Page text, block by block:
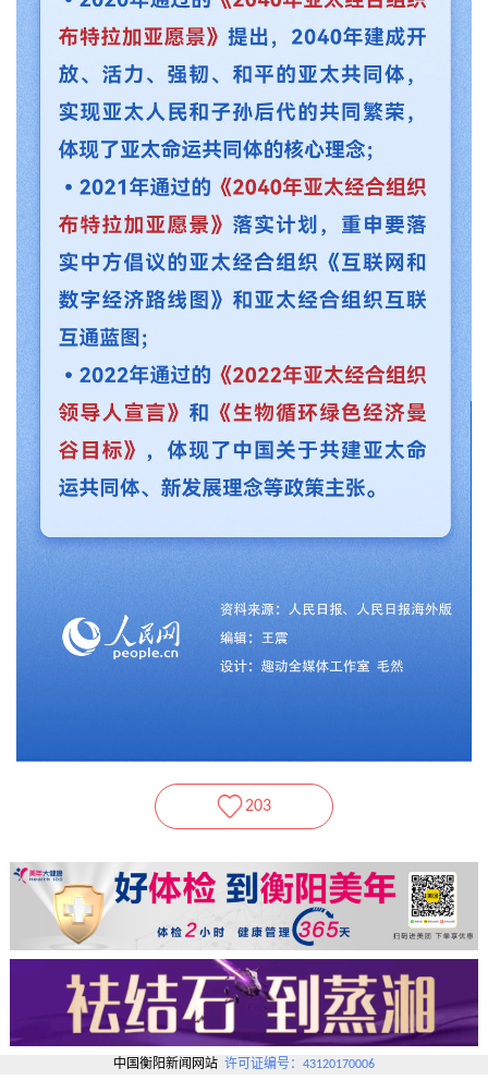
203
中国衡阳新闻网站 许可证编号：43120170006